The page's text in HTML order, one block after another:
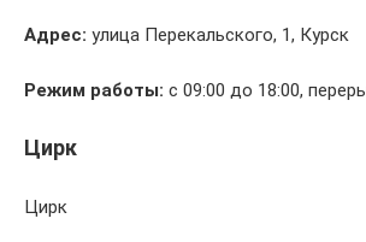
Адрес: улица Перекальского, 1, Курск
Режим работы: с 09:00 до 18:00,
Цирк
Цирк